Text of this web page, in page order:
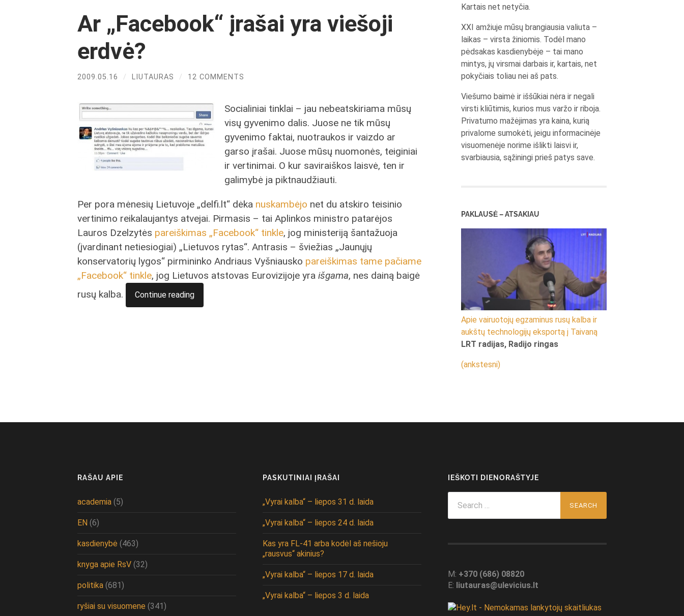
Ar „Facebook“ įrašai yra viešoji
erdvė?
2009.05.16 / LIUTAURAS / 12 COMMENTS
Socialiniai tinklai – jau nebeatskiriama mūsų
visų gyvenimo dalis. Juose ne tik mūsų
gyvenimo faktai, nuotraukos ir vaizdo ar
garso įrašai. Juose mūsų nuomonės, teiginiai
ir vertinimai. O kur saviraiškos laisvė, ten ir
galimybė ja piktnaudžiauti.
Per pora mėnesių Lietuvoje „delfi.lt“ dėka nuskambėjo net du atskiro teisinio
vertinimo reikalaujantys atvejai. Pirmasis – tai Aplinkos ministro patarėjos
Lauros Dzelzytės pareiškimas „Facebook“ tinkle, jog ministeriją šantažuoja
(įvardinant netiesiogiai) „Lietuvos rytas“. Antrasis – šviežias „Jaunųjų
konservatorių lygos“ pirmininko Andriaus Vyšniausko pareiškimas tame pačiame
„Facebook“ tinkle, jog Lietuvos atstovas Eurovizijoje yra išgama, nes dainą baigė
rusų kalba.
Continue reading
Kartais net netyčia.
XXI amžiuje mūsų brangiausia valiuta –
laikas – virsta žiniomis. Todėl mano
pėdsakas kasdienybėje – tai mano
mintys, jų virsmai darbais ir, kartais, net
pokyčiais toliau nei aš pats.
Viešumo baimė ir iššūkiai nėra ir negali
virsti kliūtimis, kurios mus varžo ir riboja.
Privatumo mažėjimas yra kaina, kurią
privalome sumokėti, jeigu informacinėje
visuomenėje norime išlikti laisvi ir,
svarbiausia, sąžiningi prieš patys save.
PAKLAUSĖ – ATSAKIAU
Apie vairuotojų egzaminus rusų kalba ir
aukštų technologijų eksportą į Taivaną
LRT radijas, Radijo ringas
(ankstesni)
RAŠAU APIE
academia (5)
EN (6)
kasdienybė (463)
knyga apie RsV (32)
politika (681)
ryšiai su visuomene (341)
PASKUTINIAI ĮRAŠAI
„Vyrai kalba“ – liepos 31 d. laida
„Vyrai kalba“ – liepos 24 d. laida
Kas yra FL-41 arba kodėl aš nešioju
„rausvus“ akinius?
„Vyrai kalba“ – liepos 17 d. laida
„Vyrai kalba“ – liepos 3 d. laida
IEŠKOTI DIENORAŠTYJE
for:
M: +370 (686) 08820
E: liutauras@ulevicius.lt